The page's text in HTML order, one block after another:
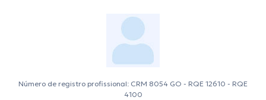
Número de registro profissional: CRM 8054 GO - RQE 12610 - RQE
4100